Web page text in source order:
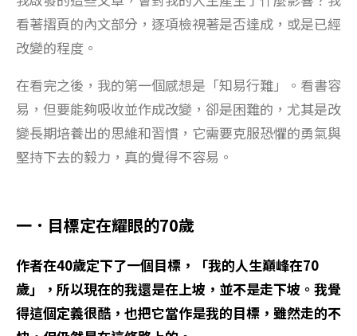
看著摺頁的內文部分，逐項檢視著是否達成，或是已經
改變的程度。
在看完之後，我的第一個感想是「知易行難」。看書容
易，但要能夠吸收並作成改變，卻是困難的，尤其是改
變長期培養出的思維和習慣，它需要克服恐懼的勇氣與
堅持下去的毅力，真的覺得不容易。
一．目標定在耀眼的70歲
作者在40歲定下了一個目標，「我的人生巔峰在70
歲」，所以現在的我還是在上坡，並不是走下坡。我覺
得這個定義很酷，也把它當作是我的目標，雖然走的不